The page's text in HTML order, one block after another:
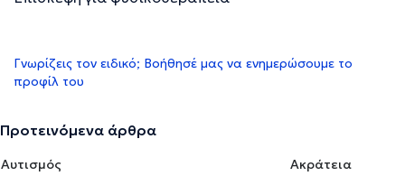
Γνωρίζεις τον ειδικό; Βοήθησέ μας να ενημερώσουμε το
προφίλ του
Προτεινόμενα άρθρα
Αυτισμός
Ακράτεια